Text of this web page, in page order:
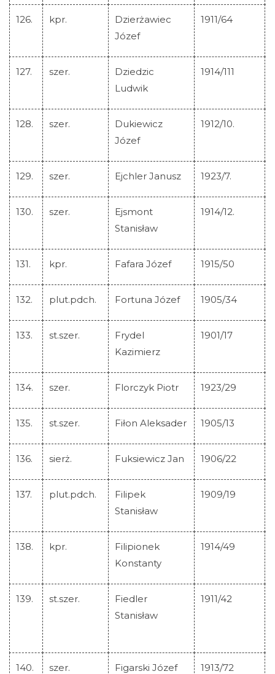
126. kpr.
Dzierżawiec
Józef
1911/64
127. szer.
Dziedzic
Ludwik
1914/111
128. szer.
Dukiewicz
Józef
1912/10.
129. szer. Ejchler Janusz 1923/7.
130. szer.
Ejsmont
Stanisław
1914/12.
131. kpr. Fafara Józef 1915/50
132. plut.pdch. Fortuna Józef 1905/34
133. st.szer.
Frydel
Kazimierz
1901/17
134. szer. Florczyk Piotr 1923/29
135. st.szer. Fiłon Aleksader 1905/13
136. sierż. Fuksiewicz Jan 1906/22
137. plut.pdch.
Filipek
Stanisław
1909/19
138. kpr.
Filipionek
Konstanty
1914/49
139. st.szer.
Fiedler
Stanisław
1911/42
140. szer. Figarski Józef 1913/72